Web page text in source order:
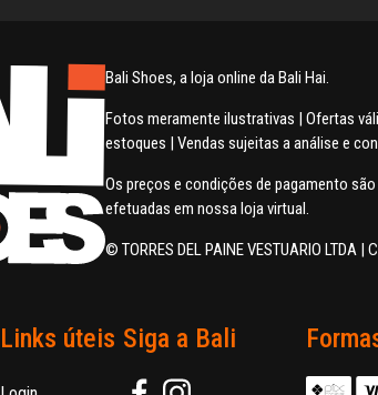
Bali Shoes, a loja online da Bali Hai.
Fotos meramente ilustrativas | Ofertas
estoques | Vendas sujeitas a análise e
Os preços e condições de pagamento
efetuadas em nossa loja virtual.
© TORRES DEL PAINE VESTUARIO LTDA
Links úteis Siga a Bali